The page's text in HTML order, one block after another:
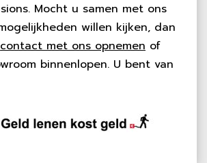
Mocht u samen met ons
willen kijken, dan
contact met ons opnemen of
binnenlopen. U bent van